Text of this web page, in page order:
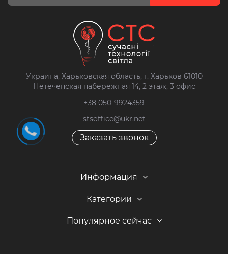
Украина, Харьковская область, г. Харьков 61010
Нетеченская набережная 14, 2 этаж, 3 офис
+38 050-9924359
stsoffice@ukr.net
Заказать звонок
Информация
Категории
Популярное сейчас